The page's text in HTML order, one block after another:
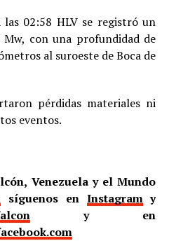
02:58 HLV se registró un
con una profundidad de
al suroeste de Boca de
pérdidas materiales ni
eventos.
Venezuela y el Mundo
síguenos en Instagramy
y en